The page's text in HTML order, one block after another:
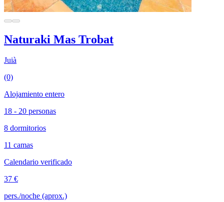
Naturaki Mas Trobat
Juià
(0)
Alojamiento entero
18 - 20 personas
8 dormitorios
11 camas
Calendario verificado
37 €
pers./noche (aprox.)